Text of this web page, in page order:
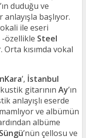
’ın duduğu ve
başlıyor.
ile eseri
-özellikle Steel
Orta kısımda vokal
’, İstanbul
gitarının Ay’ın
anlayışlı eserde
ve albümün
albüme
’nün çellosu ve